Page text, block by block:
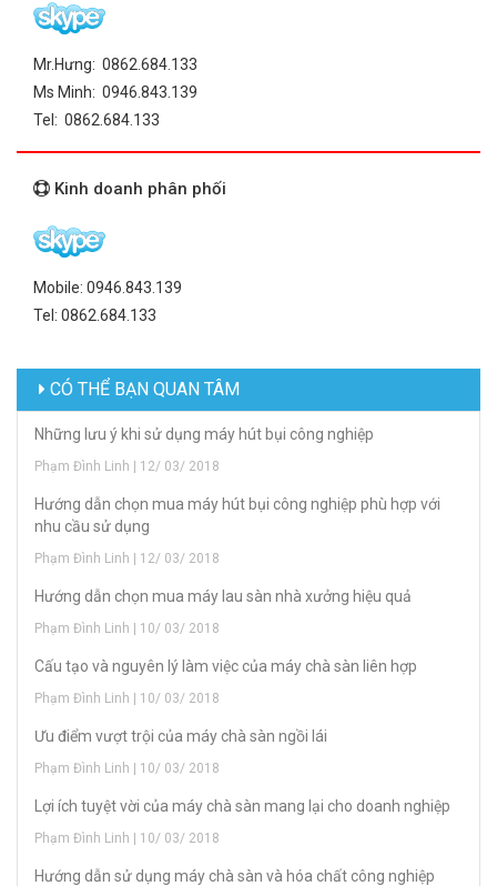
Mr.Hưng: 0862.684.133
Ms Minh: 0946.843.139
Tel: 0862.684.133
Kinh doanh phân phối
Mobile: 0946.843.139
Tel: 0862.684.133
CÓ THỂ BẠN QUAN TÂM
Những lưu ý khi sử dụng máy hút bụi công nghiệp
Phạm Đình Linh | 12/ 03/ 2018
Hướng dẫn chọn mua máy hút bụi công nghiệp phù hợp với
nhu cầu sử dụng
Phạm Đình Linh | 12/ 03/ 2018
Hướng dẫn chọn mua máy lau sàn nhà xưởng hiệu quả
Phạm Đình Linh | 10/ 03/ 2018
Cấu tạo và nguyên lý làm việc của máy chà sàn liên hợp
Phạm Đình Linh | 10/ 03/ 2018
Ưu điểm vượt trội của máy chà sàn ngồi lái
Phạm Đình Linh | 10/ 03/ 2018
Lợi ích tuyệt vời của máy chà sàn mang lại cho doanh nghiệp
Phạm Đình Linh | 10/ 03/ 2018
Hướng dẫn sử dụng máy chà sàn và hóa chất công nghiệp